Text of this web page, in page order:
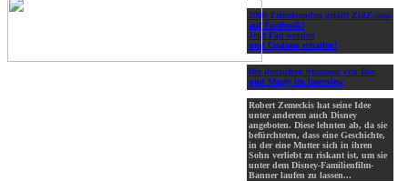
2000 Zeitreisenden gefällt ZidZ.com
auf Facebook!
Jetzt Fan werden
und Updates erhalten!
Die deutschen Stimmen von Doc
und Marty im Interview
Robert Zemeckis hat seine Idee
unter anderem auch Disney
angeboten. Diese lehnten ab, da sie
befürchteten, dass eine Geschichte,
in der eine Mutter sich in ihren
Sohn verliebt zu riskant ist, um sie
unter dem Disney-Familienfilm-
Banner laufen zu lassen...